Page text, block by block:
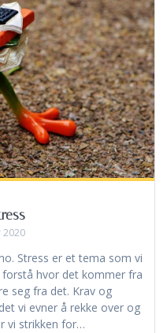
2020
Stress er et tema som vi
hvor det kommer fra
seg fra det. Krav og
vi evner å rekke over og
vi strikken for…